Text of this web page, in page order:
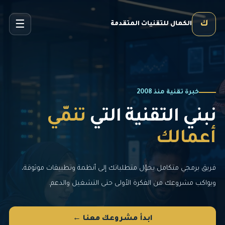
ك الكمال للتقنيات المتقدمة ☰
خبرة تقنية منذ 2008
نبني التقنية التي تنمّي
أعمالك
فريق برمجي متكامل يحوّل متطلباتك إلى أنظمة وتطبيقات موثوقة،
ويواكب مشروعك من الفكرة الأولى حتى التشغيل والدعم.
ابدأ مشروعك معنا ←